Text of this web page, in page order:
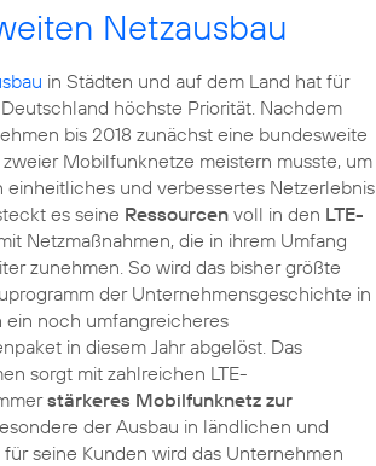
Netzausbau
in Städten und auf dem Land hat für
höchste Priorität. Nachdem
bis 2018 zunächst eine bundesweite
Mobilfunknetze meistern musste, um
einheitliches und verbessertes Netzerlebnis
es seine Ressourcenvoll in den LTE-
Netzmaßnahmen, die in ihrem Umfang
zunehmen. So wird das bisher größte
der Unternehmensgeschichte in
ein noch umfangreicheres
in diesem Jahr abgelöst. Das
sorgt mit zahlreichen LTE-
stärkeres Mobilfunknetz zur
der Ausbau in ländlichen und
für seine Kunden wird das Unternehmen